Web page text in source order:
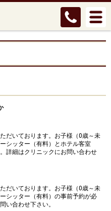
だいております。お子様（0歳～未
シッター（有料）とホテル客室
詳細はクリニックにお問い合わせ
だいております。お子様（0歳～未
シッター（有料）の事前予約が必
い合わせ下さい。